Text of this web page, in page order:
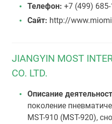
Телефон: +7 (499) 685-
Сайт: http://
JIANGYIN MOST
CO. LTD.
Описание
поколение
MST-910 (MST-920),